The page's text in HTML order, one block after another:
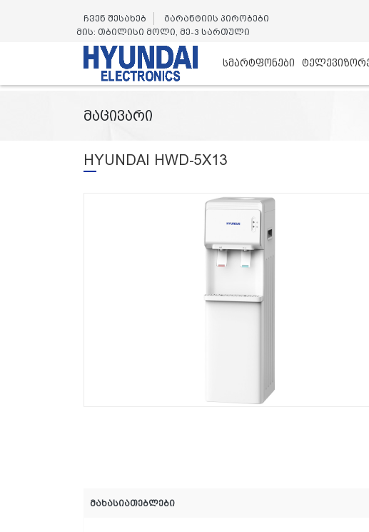
ჩვენ შესახებ
გარანტიის პირობები
მის: თბილისი მოლი, მე-3 სართული
სმარტფონები
მაცივარი
HYUNDAI HWD-5X13
მახასიათებლები